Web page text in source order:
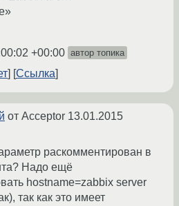
+00:00 автор топика
Ссылка
от Acceptor 13.01.2015
раскомментирован в
Надо ещё
hostname=zabbix server
так как это имеет